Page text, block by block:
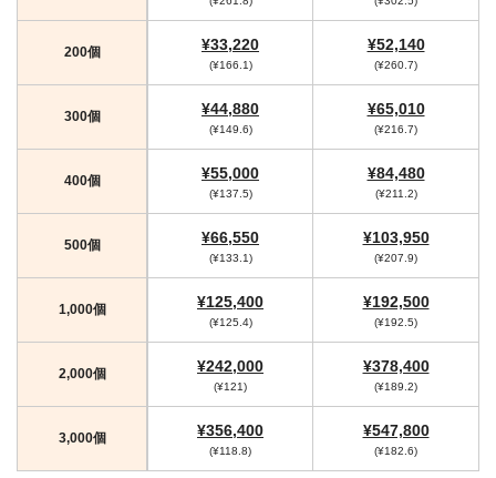
200個 ¥33,220
(¥166.1)
¥52,140
(¥260.7)
300個 ¥44,880
(¥149.6)
¥65,010
(¥216.7)
400個 ¥55,000
(¥137.5)
¥84,480
(¥211.2)
500個 ¥66,550
(¥133.1)
¥103,950
(¥207.9)
1,000個 ¥125,400
(¥125.4)
¥192,500
(¥192.5)
2,000個 ¥242,000
(¥121)
¥378,400
(¥189.2)
3,000個 ¥356,400
(¥118.8)
¥547,800
(¥182.6)